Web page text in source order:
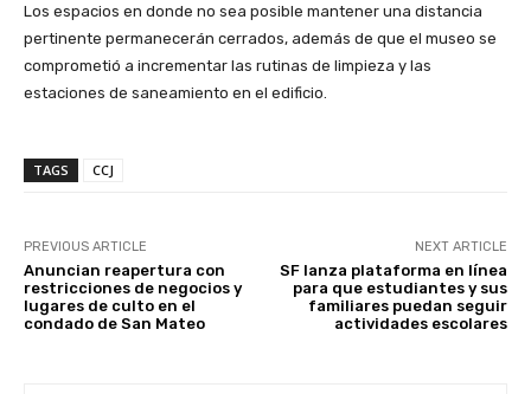
Los espacios en donde no sea posible mantener una distancia
pertinente permanecerán cerrados, además de que el museo se
comprometió a incrementar las rutinas de limpieza y las
estaciones de saneamiento en el edificio.
TAGS CCJ
PREVIOUS ARTICLE
Anuncian reapertura con
restricciones de negocios y
lugares de culto en el
condado de San Mateo
NEXT ARTICLE
SF lanza plataforma en línea
para que estudiantes y sus
familiares puedan seguir
actividades escolares